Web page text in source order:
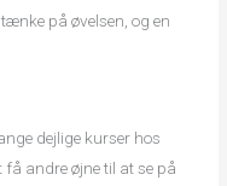
på øvelsen, og en
dejlige kurser hos
andre øjne til at se på